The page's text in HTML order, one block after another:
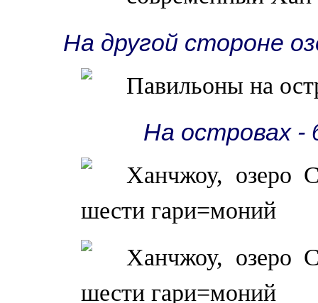
На другой стороне
На островах -